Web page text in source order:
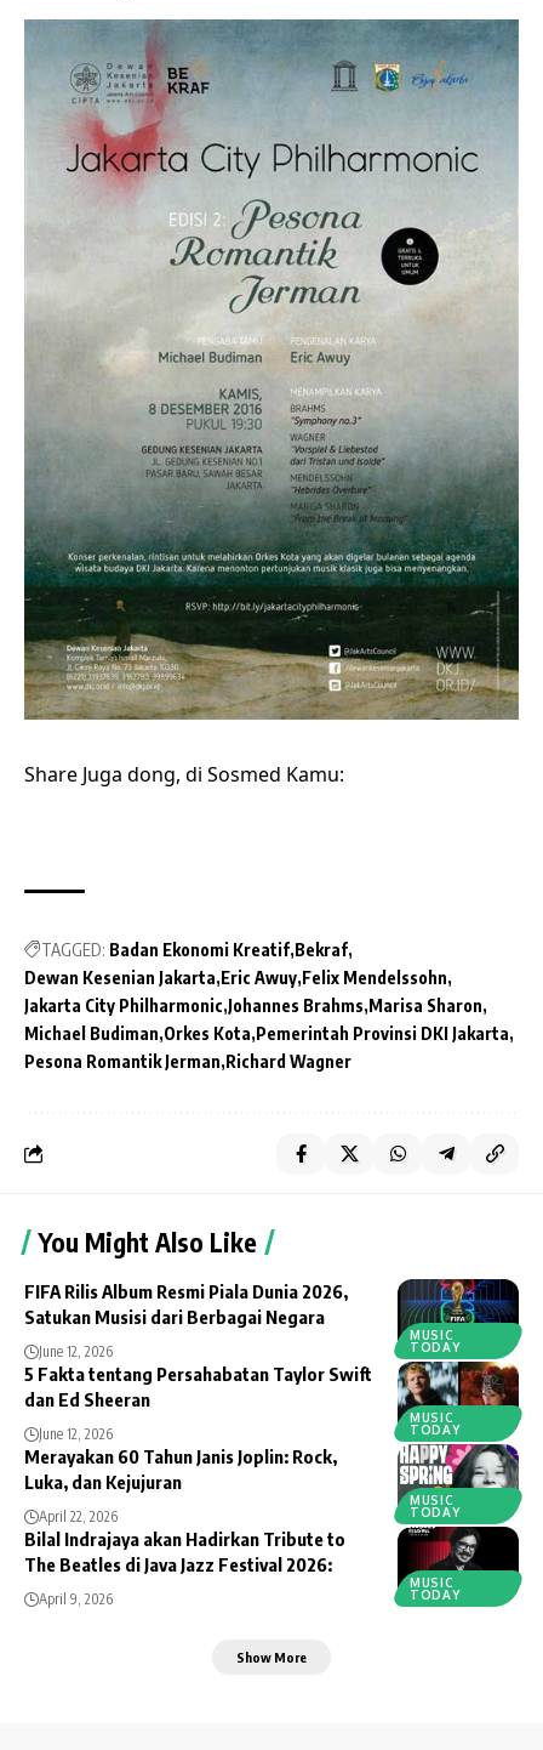
Share Juga dong, di Sosmed Kamu:
TAGGED: Badan Ekonomi Kreatif Bekraf
Dewan Kesenian Jakarta Eric Awuy Felix Mendelssohn
Jakarta City Philharmonic Johannes Brahms Marisa Sharon
Michael Budiman Orkes Kota Pemerintah Provinsi DKI Jakarta
Pesona Romantik Jerman Richard Wagner
You Might Also Like
MUSIC
TODAY
FIFA Rilis Album Resmi Piala Dunia 2026,
Satukan Musisi dari Berbagai Negara
June 12, 2026
MUSIC
TODAY
5 Fakta tentang Persahabatan Taylor Swift
dan Ed Sheeran
June 12, 2026
MUSIC
TODAY
Merayakan 60 Tahun Janis Joplin: Rock,
Luka, dan Kejujuran
April 22, 2026
MUSIC
TODAY
Bilal Indrajaya akan Hadirkan Tribute to
The Beatles di Java Jazz Festival 2026:
April 9, 2026
Show More